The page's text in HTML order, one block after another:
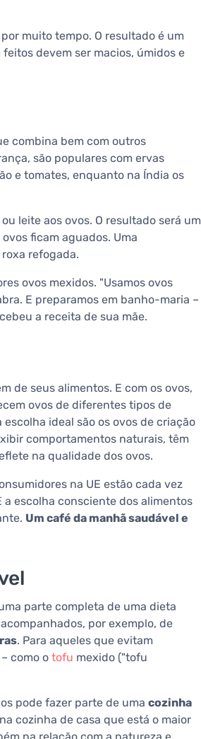
muito tempo. O resultado é um
devem ser macios, úmidos e
combina bem com outros
são populares com ervas
e tomates, enquanto na Índia os
ou leite aos ovos. O resultado será um
ficam aguados. Uma
refogada.
ovos mexidos. "Usamos ovos
E preparamos em banho-maria –
a receita de sua mãe.
de seus alimentos. E com os ovos,
ovos de diferentes tipos de
ideal são os ovos de criação
comportamentos naturais, têm
na qualidade dos ovos.
na UE estão cada vez
a escolha consciente dos alimentos
Um café da manhã saudável e
parte completa de uma dieta
por exemplo, de
. Para aqueles que evitam
como o tofu mexido ("tofu
pode fazer parte de uma cozinha
cozinha de casa que está o maior